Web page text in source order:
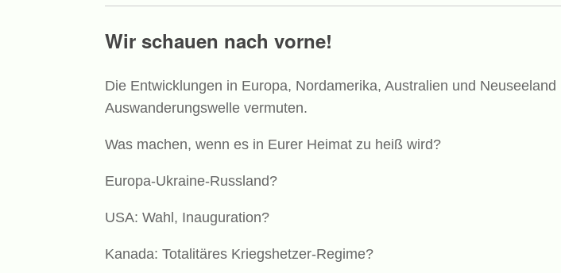
Wir schauen nach vorne!
Die Entwicklungen in Europa, Nordamerika, Australien und
Auswanderungswelle vermuten.
Was machen, wenn es in Eurer Heimat zu heiß wird?
Europa-Ukraine-Russland?
USA: Wahl, Inauguration?
Kanada: Totalitäres Kriegshetzer-Regime?